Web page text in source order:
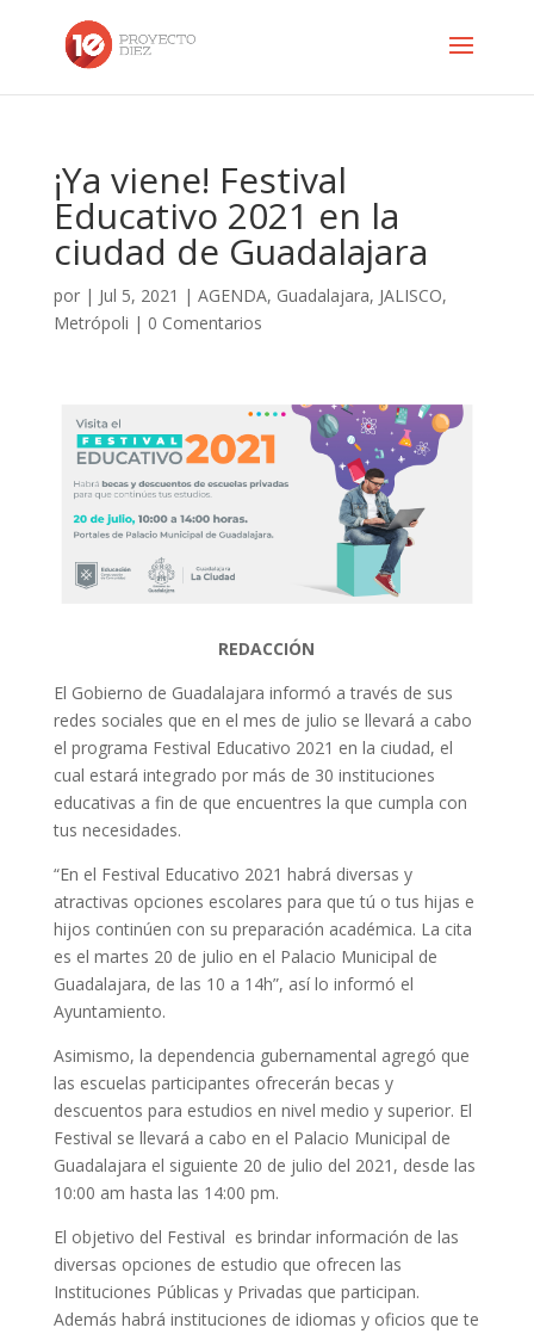
¡Ya viene! Festival
Educativo 2021 en la
ciudad de Guadalajara
por | Jul 5, 2021 | AGENDA, Guadalajara, JALISCO,
Metrópoli | 0 Comentarios
REDACCIÓN
El Gobierno de Guadalajara informó a través de sus
redes sociales que en el mes de julio se llevará a cabo
el programa Festival Educativo 2021 en la ciudad, el
cual estará integrado por más de 30 instituciones
educativas a fin de que encuentres la que cumpla con
tus necesidades.
“En el Festival Educativo 2021 habrá diversas y
atractivas opciones escolares para que tú o tus hijas e
hijos continúen con su preparación académica. La cita
es el martes 20 de julio en el Palacio Municipal de
Guadalajara, de las 10 a 14h”, así lo informó el
Ayuntamiento.
Asimismo, la dependencia gubernamental agregó que
las escuelas participantes ofrecerán becas y
descuentos para estudios en nivel medio y superior. El
Festival se llevará a cabo en el Palacio Municipal de
Guadalajara el siguiente 20 de julio del 2021, desde las
10:00 am hasta las 14:00 pm.
El objetivo del Festival es brindar información de las
diversas opciones de estudio que ofrecen las
Instituciones Públicas y Privadas que participan.
Además habrá instituciones de idiomas y oficios que te